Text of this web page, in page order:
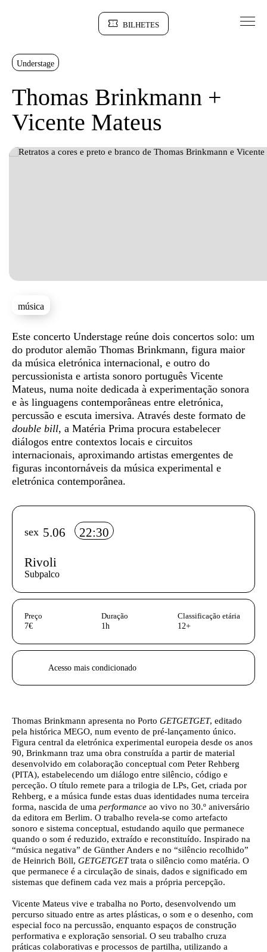
BILHETES
Sinopse
Understage
Thomas Brinkmann +
Vicente Mateus
Sinopse
Este concerto Understage reúne dois concertos solo: um
do produtor alemão Thomas Brinkmann, figura maior
da música eletrónica internacional, e outro do
percussionista e artista sonoro português Vicente
Mateus, numa noite dedicada à experimentação sonora
e às linguagens contemporâneas entre eletrónica,
percussão e escuta imersiva. Através deste formato de
double bill, a Matéria Prima procura estabelecer
diálogos entre contextos locais e circuitos
internacionais, aproximando artistas emergentes de
figuras incontornáveis da música experimental e
eletrónica contemporânea.
música
Info sobre horário e bilhetes
sex 5.06 22:30
Rivoli
Subpalco
InformaÃ§Ã£o adicional
Preço
7€
Duração
1h
Classificação etária
12+
Acessibilidades do espetáculo
Acesso mais condicionado
Texto biografia autores
Thomas Brinkmann apresenta no Porto GETGETGET, editado
pela histórica MEGO, num evento de pré-lançamento único.
Figura central da eletrónica experimental europeia desde os anos
90, Brinkmann traz uma obra construída a partir de material
desenvolvido em colaboração conceptual com Peter Rehberg
(PITA), estabelecendo um diálogo entre silêncio, código e
perceção. O título remete para a trilogia de LPs, Get, criada por
Rehberg, e a música funde estas duas identidades numa terceira
forma, nascida de uma performance ao vivo no 30.º aniversário
da editora em Berlim. O trabalho revela-se como artefacto
sonoro e sistema conceptual, estudando aquilo que permanece
quando o som é reduzido, extraído e reconstituído. Inspirado na
“música negativa” de Günther Anders e no “silêncio recolhido”
de Heinrich Böll, GETGETGETtrata o silêncio como matéria. O
que permanece é a circulação de sinais, dados e significado em
sistemas que definem cada vez mais a própria percepção.
Vicente Mateus vive e trabalha no Porto, desenvolvendo um
percurso situado entre as artes plásticas, o som e o desenho, com
especial foco na percussão, enquanto espaços de construção
performativa e exploração sensorial. O seu trabalho cruza
práticas colaborativas e processos de partilha, utilizando a